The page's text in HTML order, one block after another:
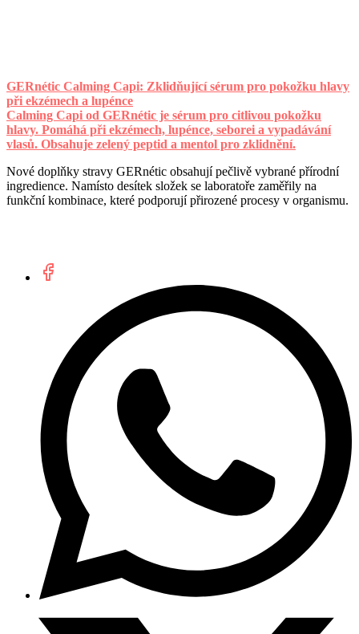
GERnétic Calming Capi: Zklidňující sérum pro pokožku hlavy
při ekzémech a lupénce
Calming Capi od GERnétic je sérum pro citlivou pokožku
hlavy. Pomáhá při ekzémech, lupénce, seborei a vypadávání
vlasů. Obsahuje zelený peptid a mentol pro zklidnění.
Nové doplňky stravy GERnétic obsahují pečlivě vybrané přírodní
ingredience. Namísto desítek složek se laboratoře zaměřily na
funkční kombinace, které podporují přirozené procesy v organismu.